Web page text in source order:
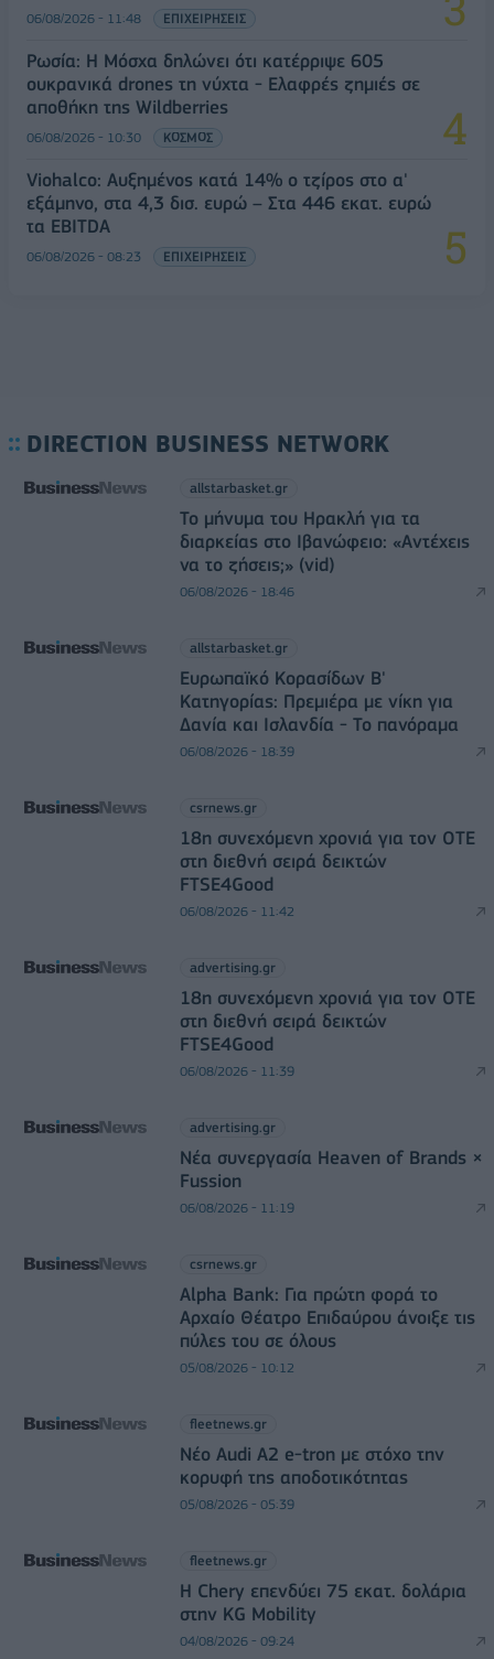
06/08/2026 - 11:48 ΕΠΙΧΕΙΡΗΣΕΙΣ
Ρωσία: Η Μόσχα δηλώνει ότι κατέρριψε 605
ουκρανικά drones τη νύχτα - Ελαφρές ζημιές σε
αποθήκη της Wildberries
06/08/2026 - 10:30 ΚΟΣΜΟΣ
Viohalco: Αυξημένος κατά 14% ο τζίρος στο α'
εξάμηνο, στα 4,3 δισ. ευρώ – Στα 446 εκατ. ευρώ
τα EBITDA
06/08/2026 - 08:23 ΕΠΙΧΕΙΡΗΣΕΙΣ
DIRECTION BUSINESS NETWORK
allstarbasket.gr
Το μήνυμα του Ηρακλή για τα
διαρκείας στο Ιβανώφειο: «Αντέχεις
να το ζήσεις;» (vid)
06/08/2026 - 18:46
allstarbasket.gr
Ευρωπαϊκό Κορασίδων Β'
Κατηγορίας: Πρεμιέρα με νίκη για
Δανία και Ισλανδία - Το πανόραμα
06/08/2026 - 18:39
csrnews.gr
18η συνεχόμενη χρονιά για τον ΟΤΕ
στη διεθνή σειρά δεικτών
FTSE4Good
06/08/2026 - 11:42
advertising.gr
18η συνεχόμενη χρονιά για τον ΟΤΕ
στη διεθνή σειρά δεικτών
FTSE4Good
06/08/2026 - 11:39
advertising.gr
Νέα συνεργασία Heaven of Brands ×
Fussion
06/08/2026 - 11:19
csrnews.gr
Alpha Bank: Για πρώτη φορά το
Αρχαίο Θέατρο Επιδαύρου άνοιξε τις
πύλες του σε όλους
05/08/2026 - 10:12
fleetnews.gr
Νέο Audi A2 e-tron με στόχο την
κορυφή της αποδοτικότητας
05/08/2026 - 05:39
fleetnews.gr
Η Chery επενδύει 75 εκατ. δολάρια
στην KG Mobility
04/08/2026 - 09:24